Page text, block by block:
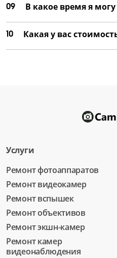
09 В какое время я
10 Какая у вас
Услуги
Ремонт фотоаппаратов
Ремонт видеокамер
Ремонт вспышек
Ремонт объективов
Ремонт экшн-камер
Ремонт камер
видеонаблюдения